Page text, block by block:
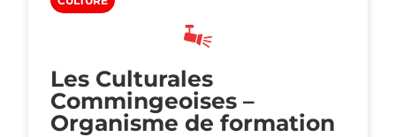
Les Culturales
Commingeoises –
Organisme de formation